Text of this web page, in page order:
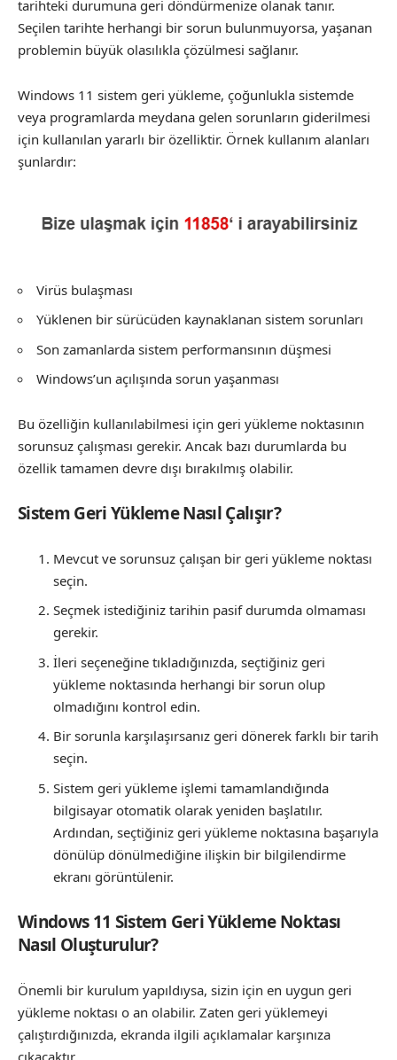
tarihteki durumuna geri döndürmenize olanak tanır.
Seçilen tarihte herhangi bir sorun bulunmuyorsa, yaşanan
problemin büyük olasılıkla çözülmesi sağlanır.
Windows 11 sistem geri yükleme, çoğunlukla sistemde
veya programlarda meydana gelen sorunların giderilmesi
için kullanılan yararlı bir özelliktir. Örnek kullanım alanları
şunlardır:
Virüs bulaşması
Yüklenen bir sürücüden kaynaklanan sistem sorunları
Son zamanlarda sistem performansının düşmesi
Windows’un açılışında sorun yaşanması
Bu özelliğin kullanılabilmesi için geri yükleme noktasının
sorunsuz çalışması gerekir. Ancak bazı durumlarda bu
özellik tamamen devre dışı bırakılmış olabilir.
Sistem Geri Yükleme Nasıl Çalışır?
Mevcut ve sorunsuz çalışan bir geri yükleme noktası
seçin.
Seçmek istediğiniz tarihin pasif durumda olmaması
gerekir.
İleri seçeneğine tıkladığınızda, seçtiğiniz geri
yükleme noktasında herhangi bir sorun olup
olmadığını kontrol edin.
Bir sorunla karşılaşırsanız geri dönerek farklı bir tarih
seçin.
Sistem geri yükleme işlemi tamamlandığında
bilgisayar otomatik olarak yeniden başlatılır.
Ardından, seçtiğiniz geri yükleme noktasına başarıyla
dönülüp dönülmediğine ilişkin bir bilgilendirme
ekranı görüntülenir.
Windows 11 Sistem Geri Yükleme Noktası
Nasıl Oluşturulur?
Önemli bir kurulum yapıldıysa, sizin için en uygun geri
yükleme noktası o an olabilir. Zaten geri yüklemeyi
çalıştırdığınızda, ekranda ilgili açıklamalar karşınıza
çıkacaktır.